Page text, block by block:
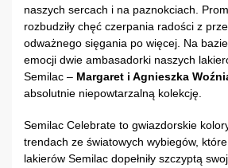
naszych sercach i na paznokciach.
rozbudziły chęć czerpania radości z
odważnego sięgania po więcej. Na
emocji dwie ambasadorki naszych
Semilac – Margaret i Agnieszka
absolutnie niepowtarzalną kolekcję.
Semilac Celebrate to gwiazdorskie
trendach ze światowych wybiegów,
lakierów Semilac dopełniły szczyptą